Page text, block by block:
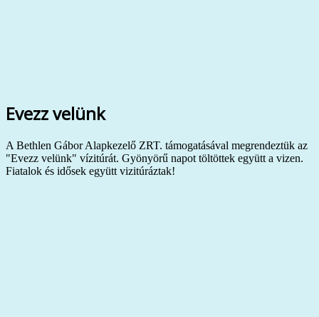
Evezz velünk
A Bethlen Gábor Alapkezelő ZRT. támogatásával megrendeztük az
"Evezz velünk" vízitúrát. Gyönyörű napot töltöttek együtt a vizen.
Fiatalok és idősek együtt vizitúráztak!